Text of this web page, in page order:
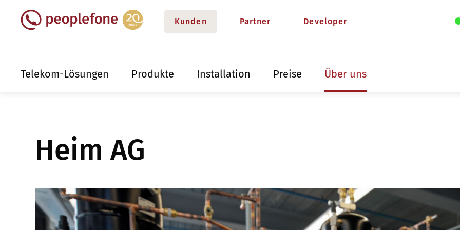
Kunden Partner Developer
Telekom-Lösungen Produkte Installation Preise Über uns
Heim AG